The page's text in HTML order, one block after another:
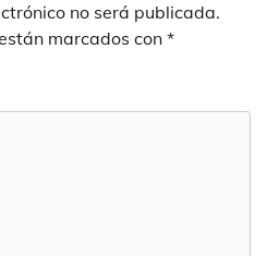
no será publicada.
marcados con *